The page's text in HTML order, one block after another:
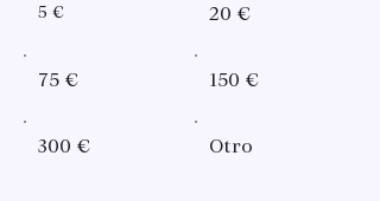
5 € 20 €
75 € 150 €
300 € Otro